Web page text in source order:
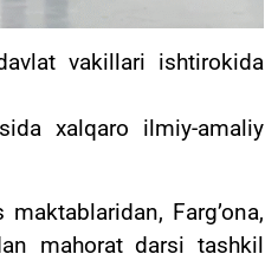
vakillari ishtirokida
xalqaro ilmiy-amaliy
Farg’ona,
mahorat darsi tashkil